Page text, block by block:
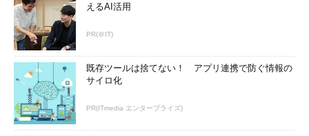
えるAI活用
PR(＠IT)
既存ツールは捨てない！ アプリ連携で防ぐ情報の
サイロ化
PR(ITmedia エンタープライズ)